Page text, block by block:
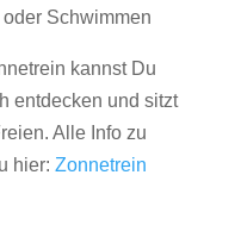
Schwimmen
kannst Du
entdecken und sitzt
Alle Info zu
hier: Zonnetrein